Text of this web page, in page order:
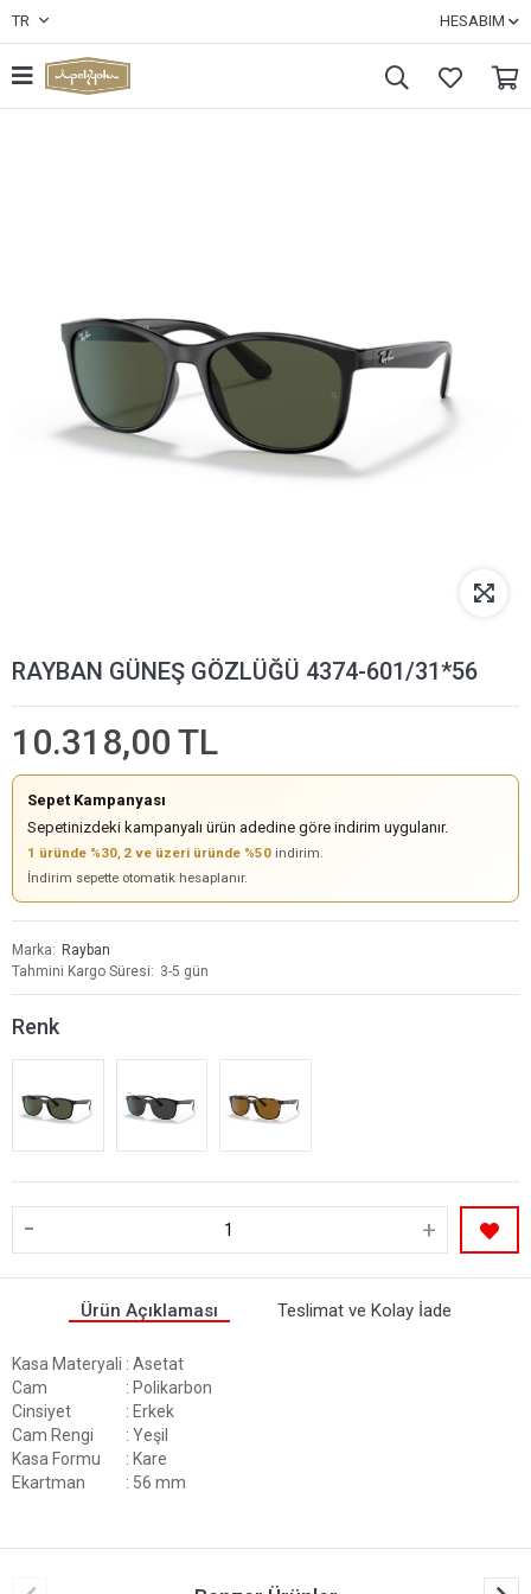
TR HESABIM
RAYBAN GÜNEŞ GÖZLÜĞÜ 4374-601/31*56
10.318,00 TL
Sepet Kampanyası
Sepetinizdeki kampanyalı ürün adedine göre indirim uygulanır.
1 üründe %30, 2 ve üzeri üründe %50 indirim.
İndirim sepette otomatik hesaplanır.
Marka
Rayban
Tahmini Kargo Süresi
3-5 gün
Renk
- +
Ürün Açıklaması Teslimat ve Kolay İade
Kasa Materyali : Asetat
Cam
: Polikarbon
Cinsiyet
: Erkek
Cam Rengi
: Yeşil
Kasa Formu
: Kare
Ekartman
: 56 mm